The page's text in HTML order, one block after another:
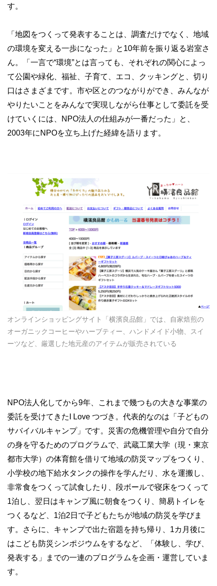
す。
「地図をつくって発表することは、調査だけでなく、地域
の環境を変える一歩になった」と10年前を振り返る岩室さ
ん。「一言で“環境”とは言っても、それぞれの関心によっ
て公園や緑化、福祉、子育て、エコ、クッキングと、切り
口はさまざまです。市や区とのつながりができ、みんなが
やりたいことをみんなで実現しながら仕事として委託を受
けていくには、NPO法人の仕組みが一番だった」と、
2003年にNPOを立ち上げた経緯を語ります。
オンラインショッピングサイト「横濱良品館」では、自家焙煎の
オーガニックコーヒーやハーブティー、ハンドメイド小物、スイ
ーツなど、厳選した地元産のアイテムが販売されている
NPO法人化してから9年、これまで幾つもの大きな事業の
委託を受けてきたI Love つづき。代表的なのは「子どもの
サバイバルキャンプ」です。災害の危機管理や自分で自分
の身を守るためのプログラムで、武蔵工業大学（現・東京
都市大学）の体育館を借りて地域の防災マップをつくり、
小学校の地下給水タンクの操作を学んだり、水を運搬し、
非常食をつくって試食したり、段ボールで寝床をつくって
1泊し、翌日はキャンプ風に朝食をつくり、簡易トイレを
つくるなど、1泊2日で子どもたちが地域の防災を学びま
す。さらに、キャンプで出た宿題を持ち帰り、1カ月後に
はこども防災シンポジウムをするなど、「体験し、学び、
発表する」までの一連のプログラムを企画・運営していま
す。